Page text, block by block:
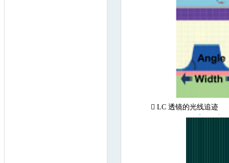
 LC 透镜的光线追迹